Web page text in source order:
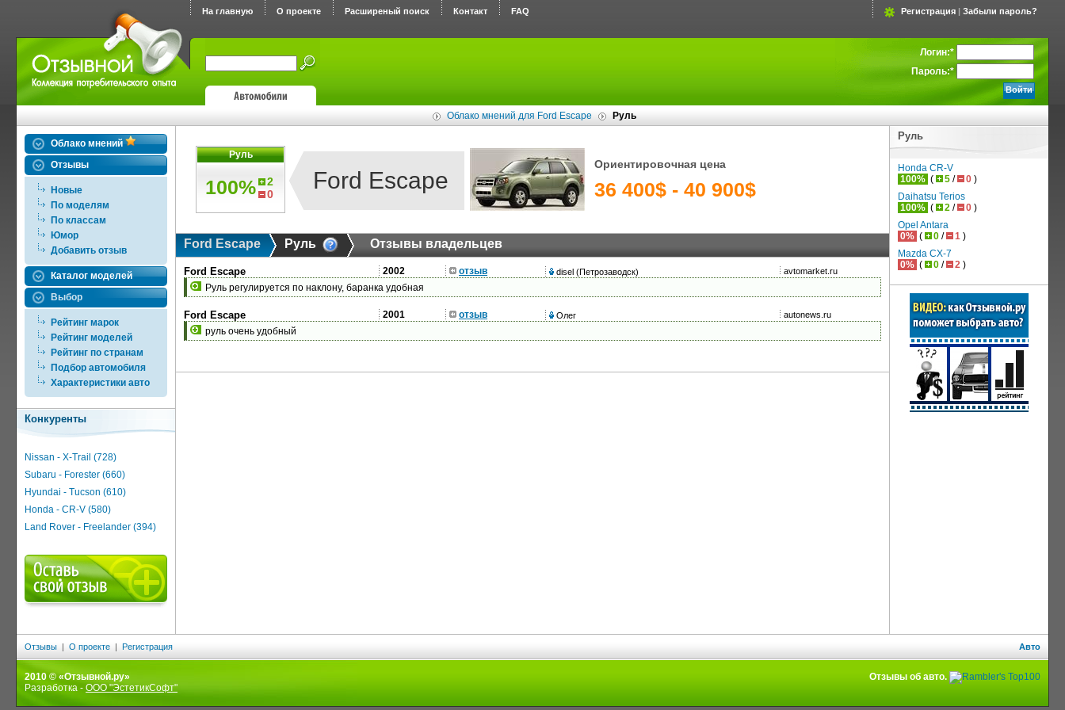
На главную О проекте Расширеный поиск Контакт FAQ Регистрация | Забыли пароль?
Логин:*
Пароль:*
Облако мнений для Ford Escape Руль
Облако мнений
Отзывы
Новые
По моделям
По классам
Юмор
Добавить отзыв
Каталог моделей
Выбор
Рейтинг марок
Рейтинг моделей
Рейтинг по странам
Подбор автомобиля
Характеристики авто
Конкуренты
Nissan - X-Trail (728)
Subaru - Forester (660)
Hyundai - Tucson (610)
Honda - CR-V (580)
Land Rover - Freelander (394)
Руль
100%
2
0
Ford Escape
Ориентировочная цена
36 400$ - 40 900$
Ford Escape Руль Отзывы владельцев
Ford Escape 2002 отзыв disel (Петрозаводск) avtomarket.ru
Руль регулируется по наклону, баранка удобная
Ford Escape 2001 отзыв Олег autonews.ru
руль очень удобный
Руль
Honda CR-V
100% ( 5 / 0 )
Daihatsu Terios
100% ( 2 / 0 )
Opel Antara
0% ( 0 / 1 )
Mazda CX-7
0% ( 0 / 2 )
Отзывы | О проекте | Регистрация Авто
2010 © «Отзывной.ру»
Разработка - ООО "ЭстетикСофт"
Отзывы об авто.